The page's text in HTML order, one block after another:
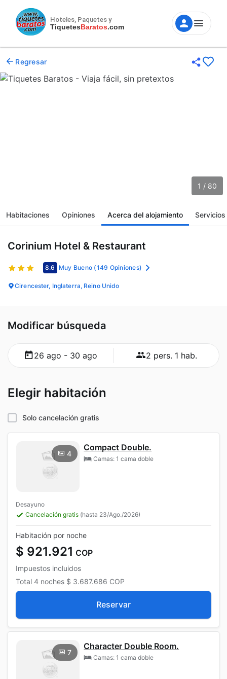
Hoteles, Paquetes y
TiquetesBaratos.com
Regresar
1 / 80
Habitaciones Opiniones Acerca del alojamiento Servicios
Corinium Hotel & Restaurant
8.6 Muy Bueno (149 Opiniones)
Cirencester, Inglaterra, Reino Unido
Modificar búsqueda
26 ago - 30 ago 2 pers. 1 hab.
Elegir habitación
Solo cancelación gratis
4
Compact Double.
Camas: 1 cama doble
Desayuno
Cancelación gratis (hasta 23/Ago./2026)
Habitación por noche
$ 921.921 COP
Impuestos incluidos
Total 4 noches $ 3.687.686 COP
Reservar
7
Character Double Room.
Camas: 1 cama doble